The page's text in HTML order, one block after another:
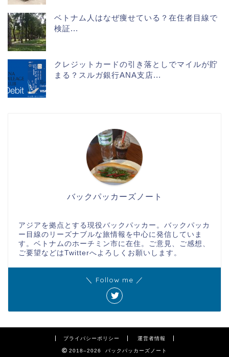
ベトナム人はなぜ痩せている？在住者目線で
検証...
クレジットカードの引き落としでマイルが貯
まる？スルガ銀行ANA支店...
バックパッカーズノート
アジアを拠点とする現役バックパッカー。バックパッカ
ー目線のリーズナブルな旅情報を中心に発信していま
す。ベトナムのホーチミン市に在住。ご意見、ご感想、
ご要望などはTwitterへよろしくお願いします。
＼ Follow me ／
プライバシーポリシー 運営者情報
2018–2026 バックパッカーズノート